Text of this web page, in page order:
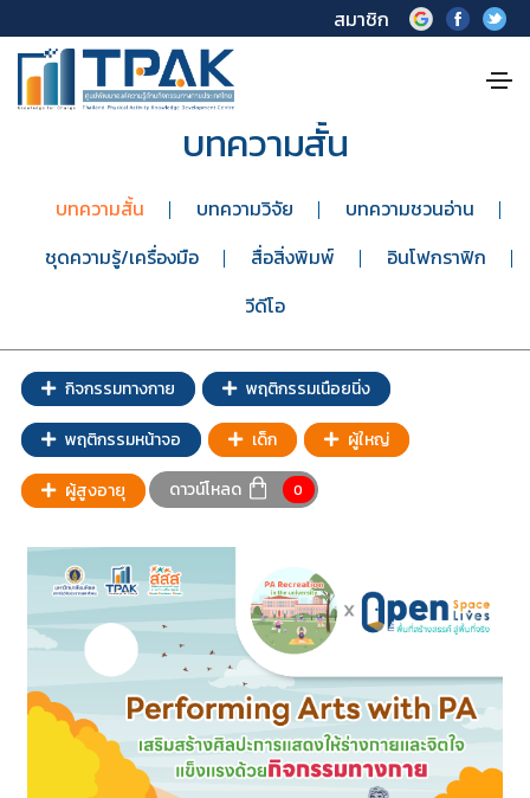
บทความสั้น
บทความสั้น บทความวิจัย
บทความชวนอ่าน
ชุดความรู้/เครื่องมือ
สื่อสิ่งพิมพ์
อินโฟกราฟิก
วีดีโอ
กิจกรรมทางกาย พฤติกรรมเนือยนิ่ง
พฤติกรรมหน้าจอ เด็ก ผู้ใหญ่
ผู้สูงอายุ ดาวน์โหลด 0
สมาชิก